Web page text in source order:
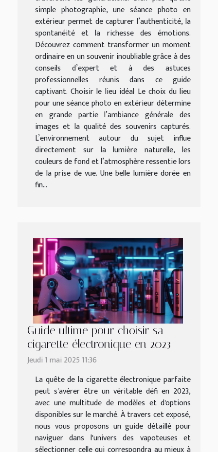
simple photographie, une séance photo en
extérieur permet de capturer l’authenticité, la
spontanéité et la richesse des émotions.
Découvrez comment transformer un moment
ordinaire en un souvenir inoubliable grâce à des
conseils d’expert et à des astuces
professionnelles réunis dans ce guide
captivant. Choisir le lieu idéal Le choix du lieu
pour une séance photo en extérieur détermine
en grande partie l’ambiance générale des
images et la qualité des souvenirs capturés.
L’environnement autour du sujet influe
directement sur la lumière naturelle, les
couleurs de fond et l’atmosphère ressentie lors
de la prise de vue. Une belle lumière dorée en
fin...
Guide ultime pour choisir sa
cigarette électronique en 2023
Jeudi 1 mai 2025 11:36
La quête de la cigarette électronique parfaite
peut s'avérer être un véritable défi en 2023,
avec une multitude de modèles et d'options
disponibles sur le marché. À travers cet exposé,
nous vous proposons un guide détaillé pour
naviguer dans l'univers des vapoteuses et